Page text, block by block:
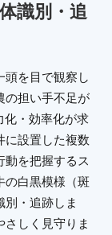
識別・追
頭を目で観察し
の担い手不足が
化・効率化が求
に設置した複数
動を把握するス
の白黒模様（斑
別・追跡しま
しく見守りま